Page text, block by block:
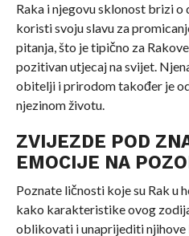
Raka i njegovu sklonost brizi o
koristi svoju slavu za
pitanja, što je tipično za
pozitivan utjecaj na svijet.
obitelji i prirodom također je
njezinom životu.
ZVIJEZDE POD
EMOCIJE NA
Poznate ličnosti koje su Rak u
kako karakteristike ovog
oblikovati i unaprijediti